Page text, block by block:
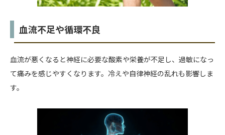
血流不足や循環不良
血流が悪くなると神経に必要な酸素や栄養が不足し、過敏になっ
て痛みを感じやすくなります。冷えや自律神経の乱れも影響しま
す。